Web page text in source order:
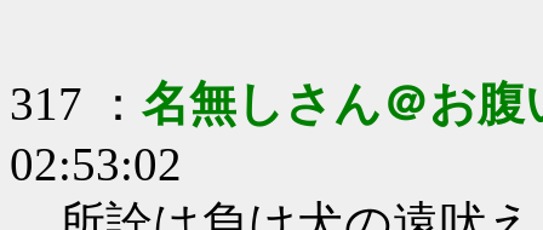
317 ： 名無しさん＠お腹
02:53:02